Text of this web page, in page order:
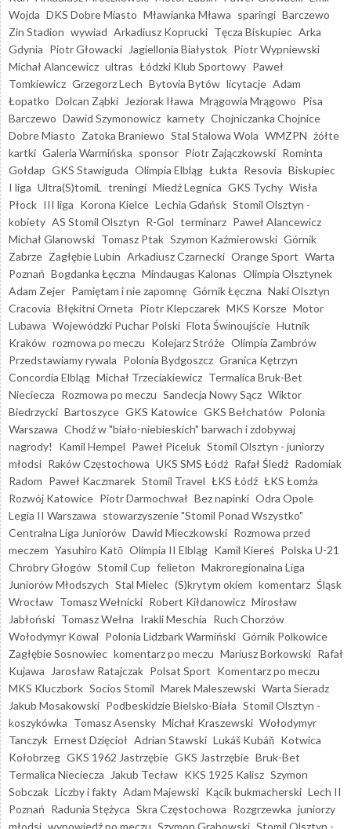
Wojda DKS Dobre Miasto Mławianka Mława sparingi Barczewo
Zin Stadion wywiad Arkadiusz Koprucki Tęcza Biskupiec Arka
Gdynia Piotr Głowacki Jagiellonia Białystok Piotr Wypniewski
Michał Alancewicz ultras Łódzki Klub Sportowy Paweł
Tomkiewicz Grzegorz Lech Bytovia Bytów licytacje Adam
Łopatko Dolcan Ząbki Jeziorak Iława Mrągowia Mrągowo Pisa
Barczewo Dawid Szymonowicz karnety Chojniczanka Chojnice
Dobre Miasto Zatoka Braniewo Stal Stalowa Wola WMZPN żółte
kartki Galeria Warmińska sponsor Piotr Zajączkowski Rominta
Gołdap GKS Stawiguda Olimpia Elbląg Łukta Resovia Biskupiec
I liga Ultra(S)tomiL treningi Miedź Legnica GKS Tychy Wisła
Płock III liga Korona Kielce Lechia Gdańsk Stomil Olsztyn -
kobiety AS Stomil Olsztyn R-Gol terminarz Paweł Alancewicz
Michał Glanowski Tomasz Ptak Szymon Kaźmierowski Górnik
Zabrze Zagłębie Lubin Arkadiusz Czarnecki Orange Sport Warta
Poznań Bogdanka Łęczna Mindaugas Kalonas Olimpia Olsztynek
Adam Zejer Pamiętam i nie zapomnę Górnik Łęczna Naki Olsztyn
Cracovia Błękitni Orneta Piotr Klepczarek MKS Korsze Motor
Lubawa Wojewódzki Puchar Polski Flota Świnoujście Hutnik
Kraków rozmowa po meczu Kolejarz Stróże Olimpia Zambrów
Przedstawiamy rywala Polonia Bydgoszcz Granica Kętrzyn
Concordia Elbląg Michał Trzeciakiewicz Termalica Bruk-Bet
Nieciecza Rozmowa po meczu Sandecja Nowy Sącz Wiktor
Biedrzycki Bartoszyce GKS Katowice GKS Bełchatów Polonia
Warszawa Chodź w "biało-niebieskich" barwach i zdobywaj
nagrody!
Kamil Hempel Paweł Piceluk Stomil Olsztyn - juniorzy
młodsi Raków Częstochowa UKS SMS Łódź Rafał Śledź Radomiak
Radom Paweł Kaczmarek Stomil Travel ŁKS Łódź ŁKS Łomża
Rozwój Katowice Piotr Darmochwał Bez napinki Odra Opole
Legia II Warszawa stowarzyszenie "Stomil Ponad Wszystko"
Centralna Liga Juniorów Dawid Mieczkowski Rozmowa przed
meczem Yasuhiro Katō Olimpia II Elbląg Kamil Kiereś Polska U-21
Chrobry Głogów Stomil Cup felieton Makroregionalna Liga
Juniorów Młodszych Stal Mielec (S)krytym okiem komentarz Śląsk
Wrocław Tomasz Wełnicki Robert Kiłdanowicz Mirosław
Jabłoński Tomasz Wełna Irakli Meschia Ruch Chorzów
Wołodymyr Kowal Polonia Lidzbark Warmiński Górnik Polkowice
Zagłębie Sosnowiec komentarz po meczu Mariusz Borkowski Rafał
Kujawa
Jarosław Ratajczak Polsat Sport Komentarz po meczu
MKS Kluczbork Socios Stomil Marek Maleszewski Warta Sieradz
Jakub Mosakowski Podbeskidzie Bielsko-Biała Stomil Olsztyn -
koszykówka Tomasz Asensky Michał Kraszewski Wołodymyr
Tanczyk Ernest Dzięcioł Adrian Stawski Lukáš Kubáň Kotwica
Kołobrzeg GKS 1962 Jastrzębie GKS Jastrzębie Bruk-Bet
Termalica Nieciecza
Jakub Tecław KKS 1925 Kalisz Szymon
Sobczak Liczby i fakty Adam Majewski Kącik bukmacherski Lech II
Poznań Radunia Stężyca Skra Częstochowa Rozgrzewka juniorzy
młodsi wypowiedź po meczu Szymon Grabowski Stomil Olsztyn -